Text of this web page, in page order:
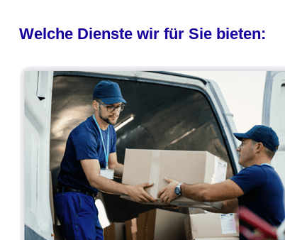
Welche Dienste wir für Sie bieten: